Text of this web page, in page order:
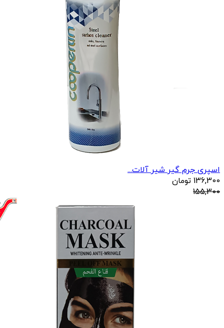
اسپری جرم گیر شیر آلات...
136,300 تومان
155,300